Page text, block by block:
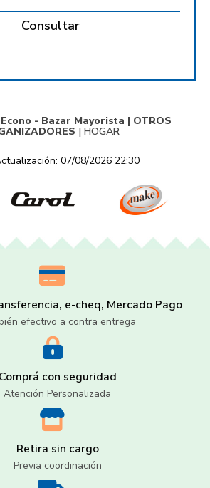
Consultar
- Bazar Mayorista | OTROS
| HOGAR
07/08/2026 22:30
e-cheq, Mercado Pago
efectivo a contra entrega
Comprá con seguridad
Atención Personalizada
Retira sin cargo
Previa coordinación